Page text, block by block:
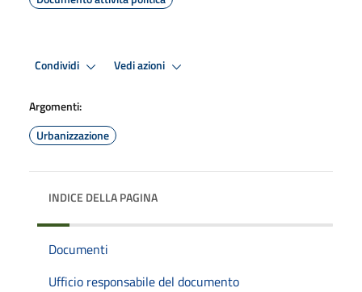
Condividi Vedi azioni
Argomenti:
Urbanizzazione
INDICE DELLA PAGINA
Documenti
Ufficio responsabile del documento